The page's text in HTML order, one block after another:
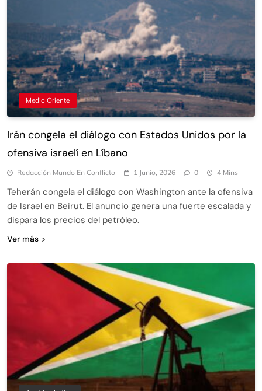
Medio Oriente
Irán congela el diálogo con Estados Unidos por la
ofensiva israelí en Líbano
Redacción Mundo En Conflicto 1 Junio, 2026 0 4 Mins
Teherán congela el diálogo con Washington ante la ofensiva
de Israel en Beirut. El anuncio genera una fuerte escalada y
dispara los precios del petróleo.
Ver más